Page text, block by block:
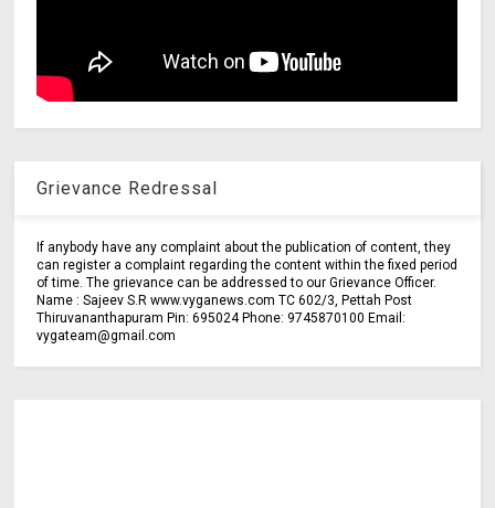
Grievance Redressal
If anybody have any complaint about the publication of content, they
can register a complaint regarding the content within the fixed period
of time. The grievance can be addressed to our Grievance Officer.
Name : Sajeev S.R www.vyganews.com TC 602/3, Pettah Post
Thiruvananthapuram Pin: 695024 Phone: 9745870100 Email:
vygateam@gmail.com